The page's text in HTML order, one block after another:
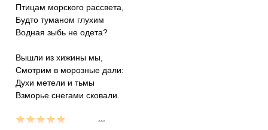
Птицам морского рассвета,
Будто туманом глухим
Водная зыбь не одета?
Вышли из хижины мы,
Смотрим в морозные дали:
Духи метели и тьмы
Взморье снегами сковали.